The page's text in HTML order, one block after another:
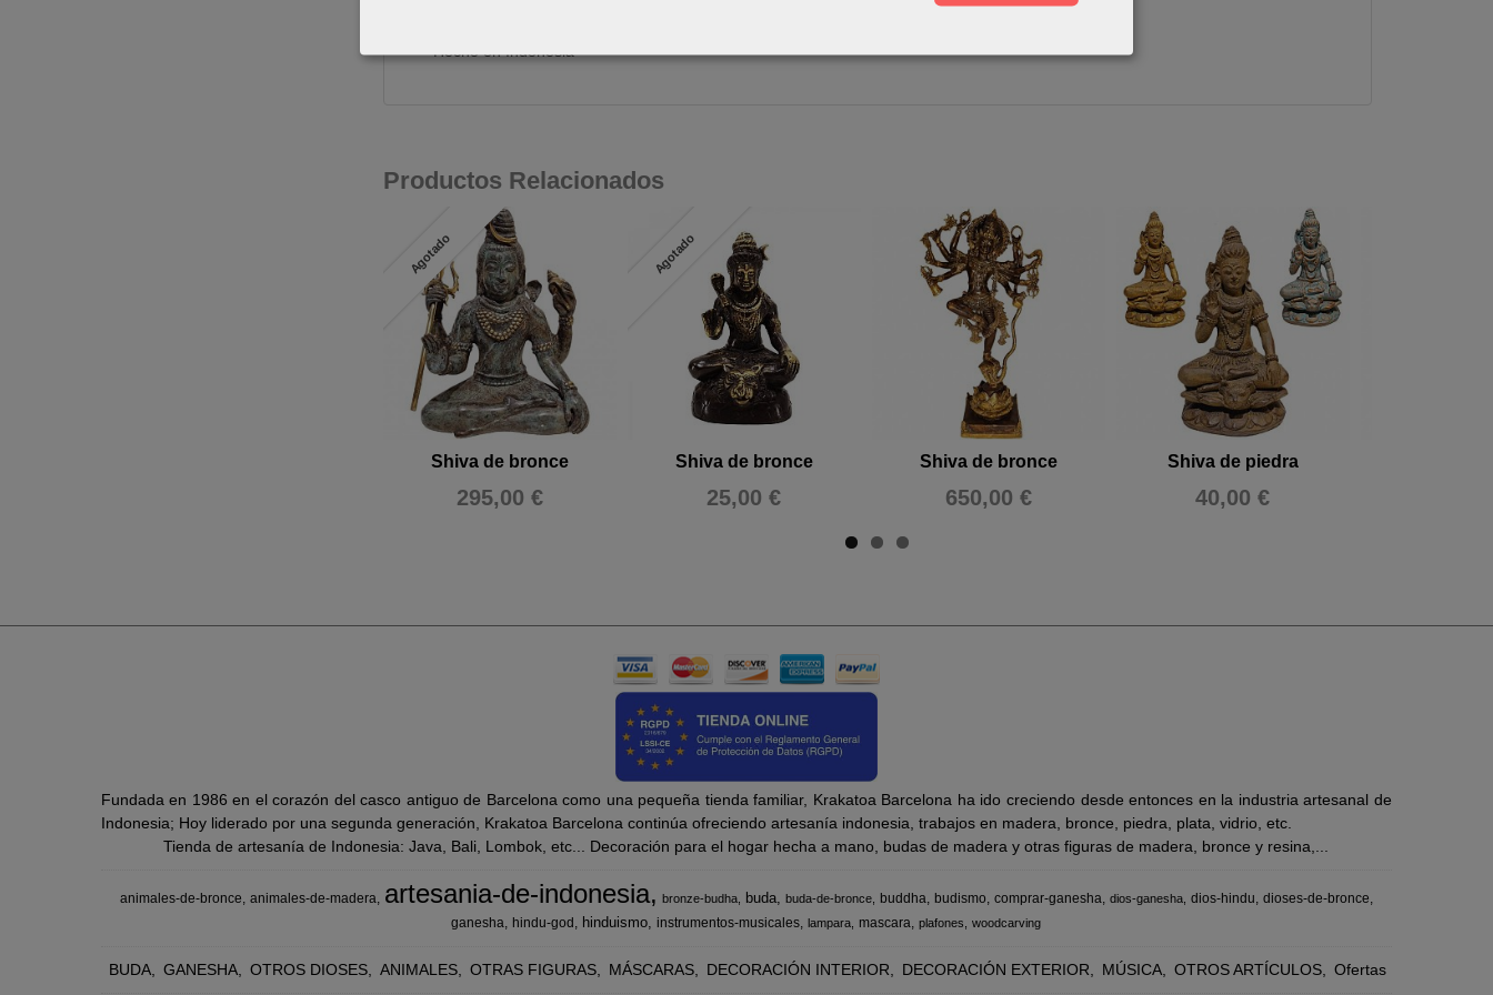
Hecho en Indonesia
Productos Relacionados
Agotado
Shiva de bronce
295,00 €
Agotado
Shiva de bronce
25,00 €
Shiva de bronce
650,00 €
Shiva de piedra
40,00 €
Fundada en 1986 en el corazón del casco antiguo de Barcelona como una pequeña tienda familiar, Krakatoa Barcelona ha ido creciendo desde entonces en la industria artesanal de
Indonesia; Hoy liderado por una segunda generación, Krakatoa Barcelona continúa ofreciendo artesanía indonesia, trabajos en madera, bronce, piedra, plata, vidrio, etc.
Tienda de artesanía de Indonesia: Java, Bali, Lombok, etc... Decoración para el hogar hecha a mano, budas de madera y otras figuras de madera, bronce y resina,...
animales-de-bronce animales-de-madera artesania-de-indonesia bronze-budha buda buda-de-bronce buddha budismo comprar-ganesha dios-ganesha dios-hindu dioses-de-bronce
ganesha
hindu-god hinduismo instrumentos-musicales lampara mascara plafones woodcarving
BUDA GANESHA OTROS DIOSES ANIMALES OTRAS FIGURAS MÁSCARAS DECORACIÓN INTERIOR DECORACIÓN EXTERIOR MÚSICA OTROS ARTÍCULOS Ofertas